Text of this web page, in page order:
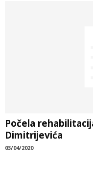
Počela
Dimitrijevića
03/04/2020